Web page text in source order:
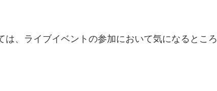
、ライブイベントの参加において気になるところ